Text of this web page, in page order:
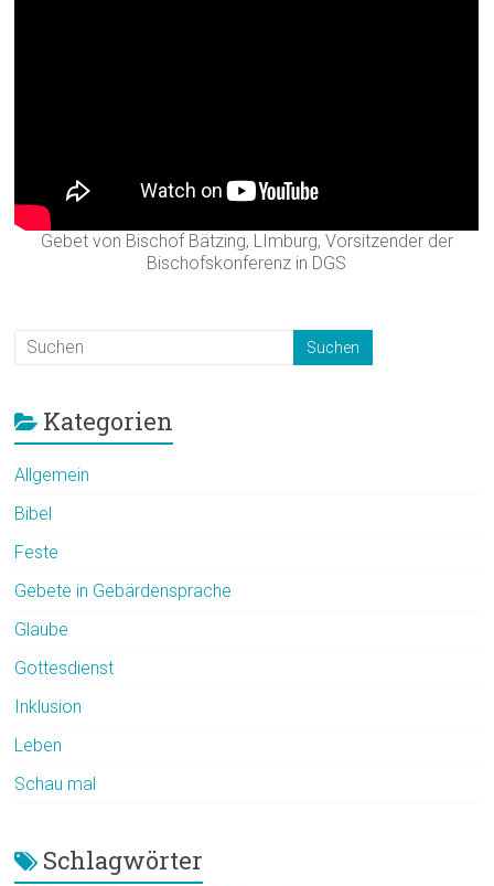
Gebet von Bischof Bätzing, LImburg, Vorsitzender der
Bischofskonferenz in DGS
Kategorien
Allgemein
Bibel
Feste
Gebete in Gebärdensprache
Glaube
Gottesdienst
Inklusion
Leben
Schau mal
Schlagwörter